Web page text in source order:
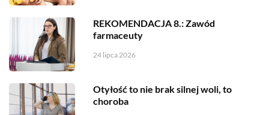
REKOMENDACJA 8.: Zawód
farmaceuty
24 lipca 2026
Otyłość to nie brak silnej woli, to
choroba